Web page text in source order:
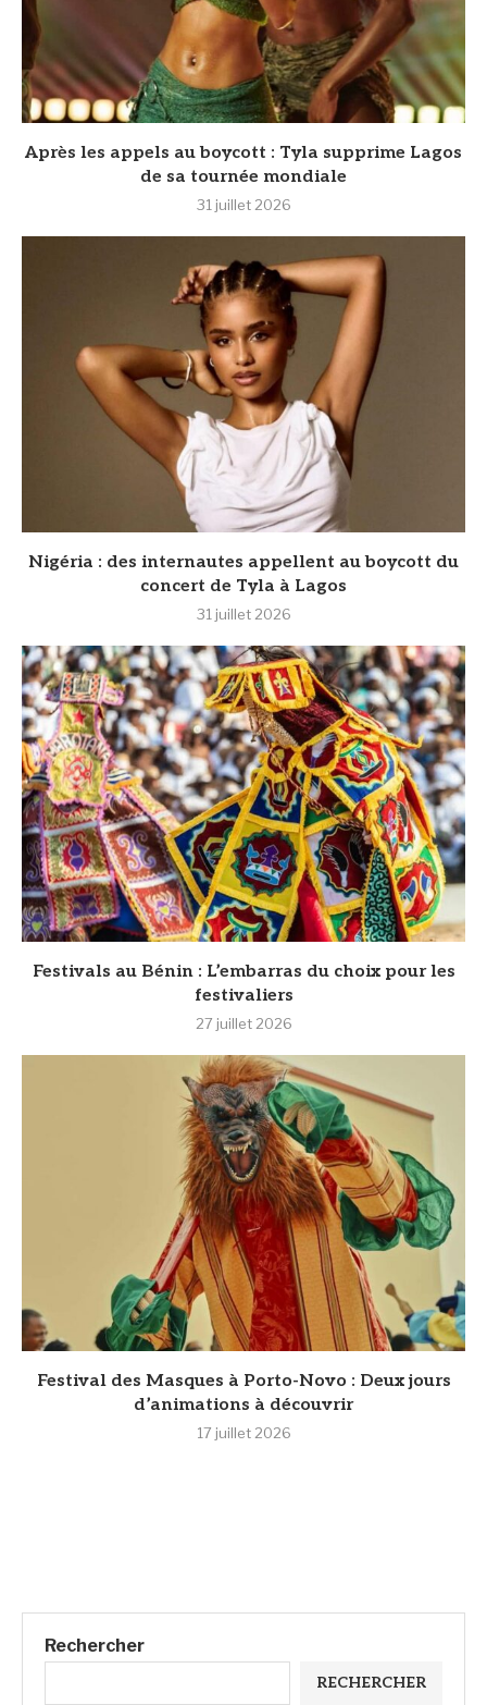
Après les appels au boycott : Tyla supprime Lagos
de sa tournée mondiale
31 juillet 2026
‎Nigéria : des internautes appellent au boycott du
concert de Tyla à Lagos
31 juillet 2026
Festivals au Bénin : L’embarras du choix pour les
festivaliers
27 juillet 2026
Festival des Masques à Porto-Novo : Deux jours
d’animations à découvrir
17 juillet 2026
Rechercher
RECHERCHER